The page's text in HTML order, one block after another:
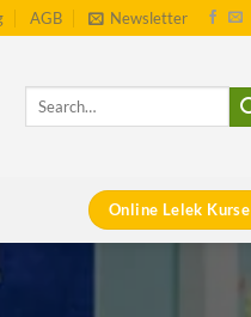
AGB Newsletter
Online Lelek Kurse